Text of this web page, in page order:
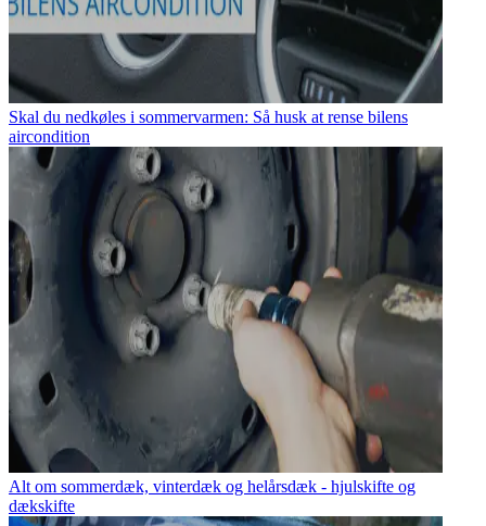
Skal du nedkøles i sommervarmen: Så husk at rense bilens
aircondition
Alt om sommerdæk, vinterdæk og helårsdæk - hjulskifte og
dækskifte